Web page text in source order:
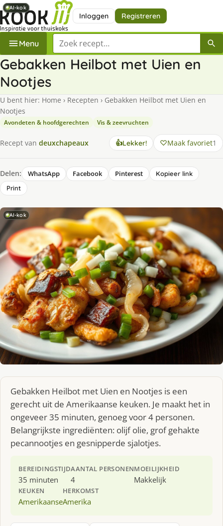
Inloggen Registreren
Menu Zoek een recept
Gebakken Heilbot met Uien en
Nootjes
U bent hier: Home › Recepten › Gebakken Heilbot met Uien en
Nootjes
Avondeten & hoofdgerechten Vis & zeevruchten
Recept van deuxchapeaux 👍Lekker! Maak favoriet1
Delen: WhatsApp Facebook Pinterest
Kopieer link
Print
AI-kok
Gebakken Heilbot met Uien en Nootjes is een
gerecht uit de Amerikaanse keuken. Je maakt het in
ongeveer 35 minuten, genoeg voor 4 personen.
Belangrijkste ingrediënten: olijf olie, grof gehakte
pecannootjes en gesnipperde sjalotjes.
BEREIDINGSTIJD
35 minuten
AANTAL PERSONEN
4
MOEILIJKHEID
Makkelijk
KEUKEN
Amerikaanse
HERKOMST
Amerika
AI-kok
AI-kok
AI-kok
AI-kok
AI-kok